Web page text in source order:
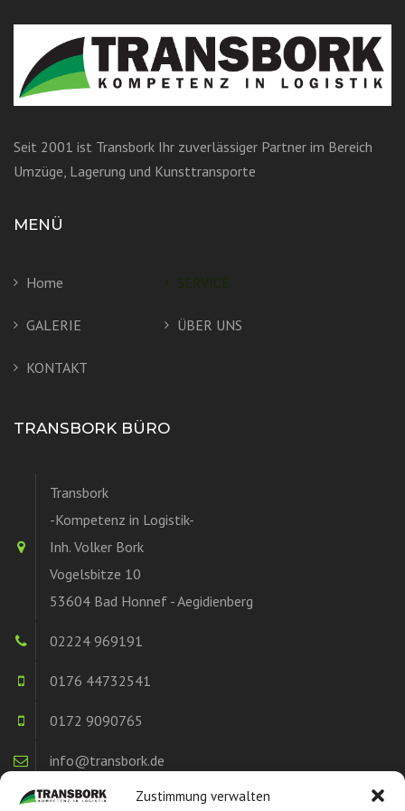
Zustimmung verwalten
Seit 2001 ist Transbork Ihr zuverlässiger Partner im Bereich
Umzüge, Lagerung und Kunsttransporte
MENÜ
Home SERVICE
GALERIE ÜBER UNS
KONTAKT
TRANSBORK BÜRO
Transbork
-Kompetenz in Logistik-
Inh. Volker Bork
Vogelsbitze 10
53604 Bad Honnef - Aegidienberg
02224 969191
0176 44732541
0172 9090765
info@transbork.de